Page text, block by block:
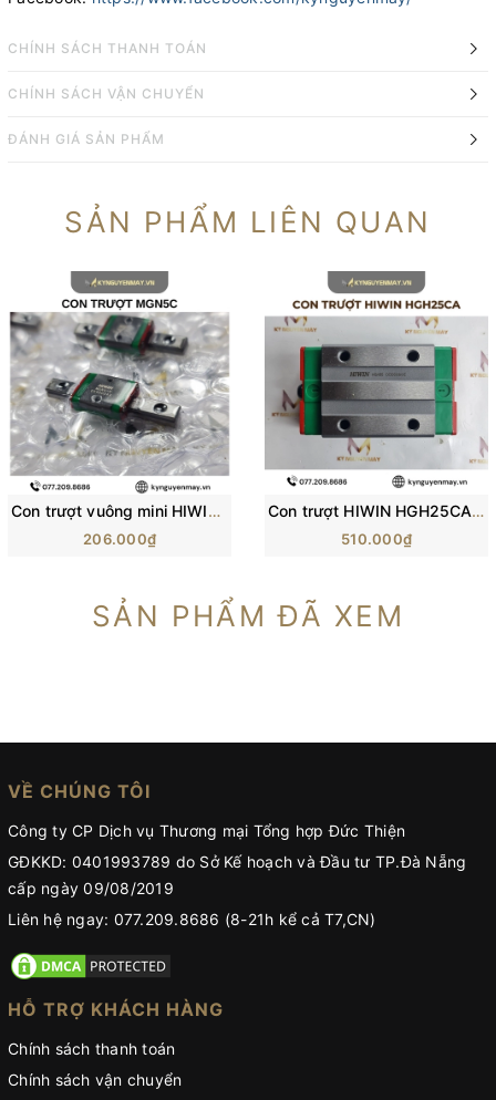
CHÍNH SÁCH THANH TOÁN
CHÍNH SÁCH VẬN CHUYỂN
ĐÁNH GIÁ SẢN PHẨM
SẢN PHẨM LIÊN QUAN
Con trượt vuông mini HIWIN MGN-C | Block trượt MGN5C, MGN7C, MGN12C
206.000₫
Con trượt HIWIN HGH25CA/ H25C/ HG25 (84x48x40mm)
510.000₫
SẢN PHẨM ĐÃ XEM
VỀ CHÚNG TÔI
Công ty CP Dịch vụ Thương mại Tổng hợp Đức Thiện
GĐKKD: 0401993789 do Sở Kế hoạch và Đầu tư TP.Đà Nẵng
cấp ngày 09/08/2019
Liên hệ ngay: 077.209.8686 (8-21h kể cả T7,CN)
HỖ TRỢ KHÁCH HÀNG
Chính sách thanh toán
Chính sách vận chuyển